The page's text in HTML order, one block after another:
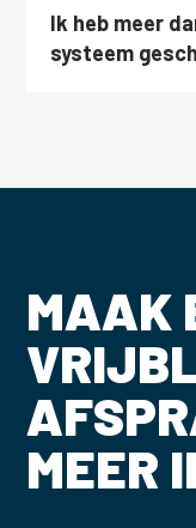
Ik heb meer
systeem
MAAK
MEER